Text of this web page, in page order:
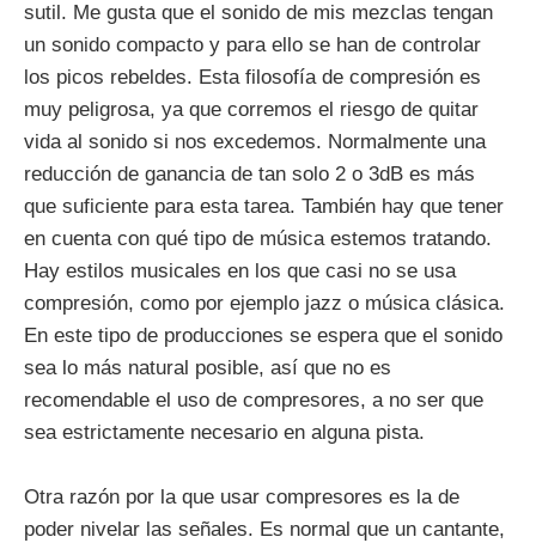
sutil. Me gusta que el sonido de mis mezclas tengan
un sonido compacto y para ello se han de controlar
los picos rebeldes. Esta filosofía de compresión es
muy peligrosa, ya que corremos el riesgo de quitar
vida al sonido si nos excedemos. Normalmente una
reducción de ganancia de tan solo 2 o 3dB es más
que suficiente para esta tarea. También hay que tener
en cuenta con qué tipo de música estemos tratando.
Hay estilos musicales en los que casi no se usa
compresión, como por ejemplo jazz o música clásica.
En este tipo de producciones se espera que el sonido
sea lo más natural posible, así que no es
recomendable el uso de compresores, a no ser que
sea estrictamente necesario en alguna pista.
Otra razón por la que usar compresores es la de
poder nivelar las señales. Es normal que un cantante,